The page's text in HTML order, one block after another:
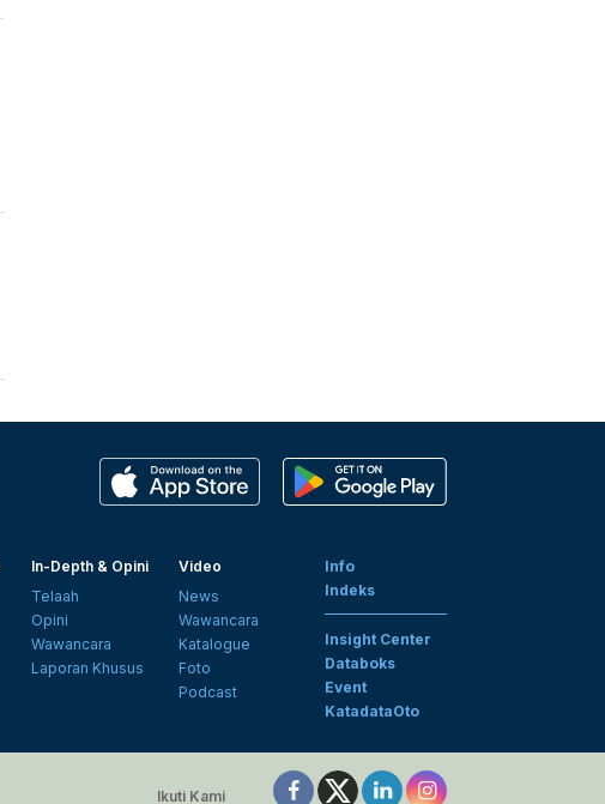
In-Depth & Opini
Telaah
Opini
Wawancara
Laporan Khusus
Video
News
Wawancara
Katalogue
Foto
Podcast
Info
Indeks
Insight Center
Databoks
Event
KatadataOto
Ikuti Kami